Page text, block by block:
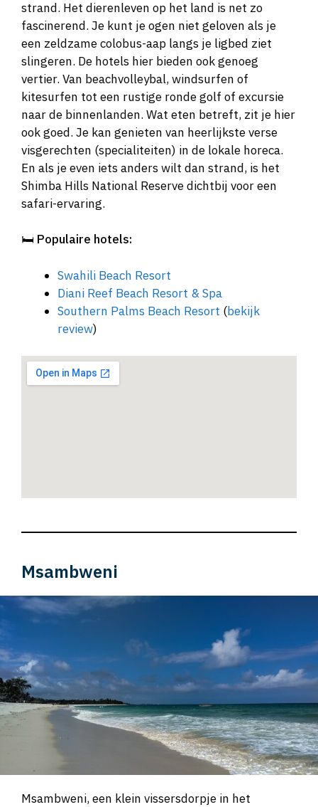
strand. Het dierenleven op het land is net zo
fascinerend. Je kunt je ogen niet geloven als je
een zeldzame colobus-aap langs je ligbed ziet
slingeren. De hotels hier bieden ook genoeg
vertier. Van beachvolleybal, windsurfen of
kitesurfen tot een rustige ronde golf of excursie
naar de binnenlanden. Wat eten betreft, zit je hier
ook goed. Je kan genieten van heerlijkste verse
visgerechten (specialiteiten) in de lokale horeca.
En als je even iets anders wilt dan strand, is het
Shimba Hills National Reserve dichtbij voor een
safari-ervaring.
🛏️ Populaire hotels:
Swahili Beach Resort
Diani Reef Beach Resort & Spa
Southern Palms Beach Resort (bekijk
review)
Msambweni
Msambweni, een klein vissersdorpje in het